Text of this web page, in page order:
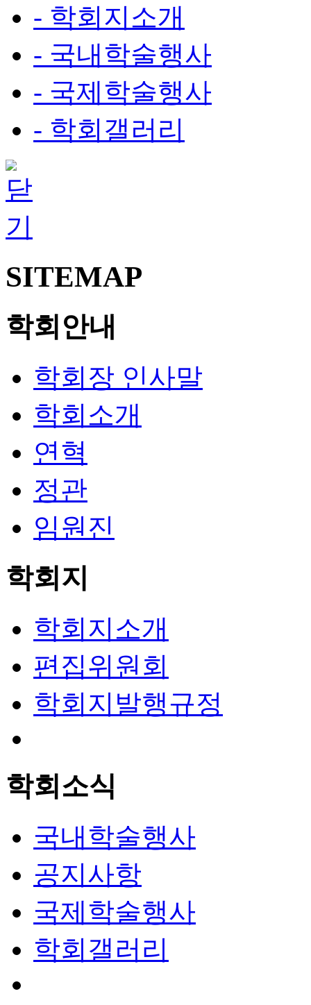
- 학회지소개
- 국내학술행사
- 국제학술행사
- 학회갤러리
SITEMAP
학회안내
학회장 인사말
학회소개
연혁
정관
임원진
학회지
학회지소개
편집위원회
학회지발행규정
학회소식
국내학술행사
공지사항
국제학술행사
학회갤러리